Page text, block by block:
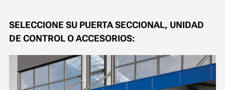
SELECCIONE SU PUERTA SECCIONAL, UNIDAD
DE CONTROL O ACCESORIOS: